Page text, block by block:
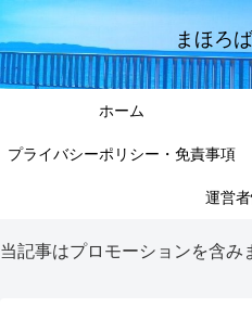
まほろ
ホーム
プライバシーポリシー・免責事項
運営
当記事はプロモーションを含み